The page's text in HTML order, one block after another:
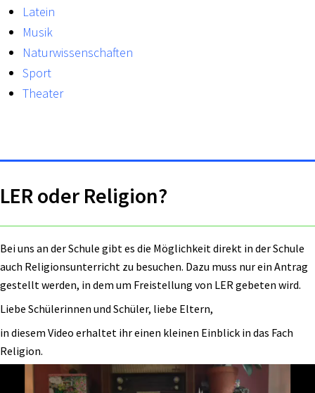
Latein
Musik
Naturwissenschaften
Sport
Theater
LER oder Religion?
Bei uns an der Schule gibt es die Möglichkeit direkt in der Schule
auch Religionsunterricht zu besuchen. Dazu muss nur ein Antrag
gestellt werden, in dem um Freistellung von LER gebeten wird.
Liebe Schülerinnen und Schüler, liebe Eltern,
in diesem Video erhaltet ihr einen kleinen Einblick in das Fach
Religion.